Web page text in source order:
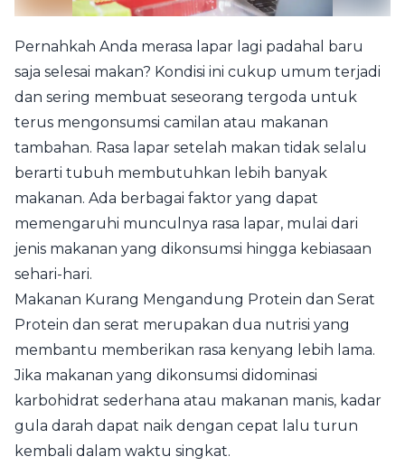
Pernahkah Anda merasa lapar lagi padahal baru
saja selesai makan? Kondisi ini cukup umum terjadi
dan sering membuat seseorang tergoda untuk
terus mengonsumsi camilan atau makanan
tambahan. Rasa lapar setelah makan tidak selalu
berarti tubuh membutuhkan lebih banyak
makanan. Ada berbagai faktor yang dapat
memengaruhi munculnya rasa lapar, mulai dari
jenis makanan yang dikonsumsi hingga kebiasaan
sehari-hari.
Makanan Kurang Mengandung Protein dan Serat
Protein dan serat merupakan dua nutrisi yang
membantu memberikan rasa kenyang lebih lama.
Jika makanan yang dikonsumsi didominasi
karbohidrat sederhana atau makanan manis, kadar
gula darah dapat naik dengan cepat lalu turun
kembali dalam waktu singkat.